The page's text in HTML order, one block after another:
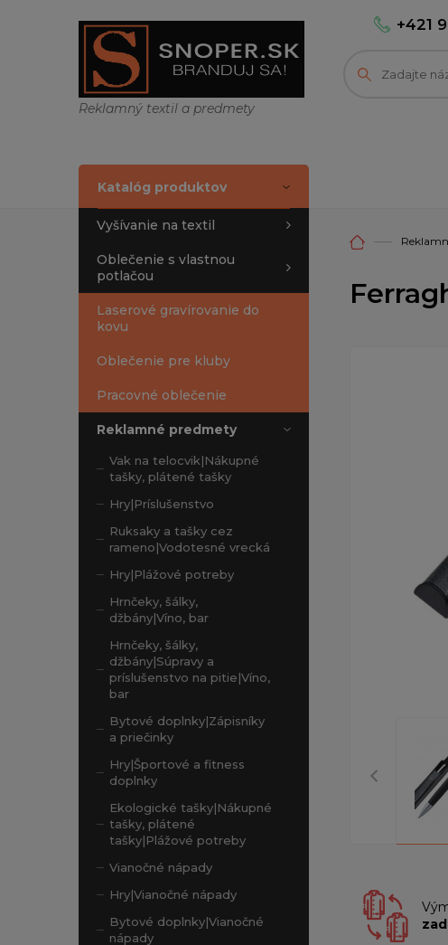
Reklamný textil a predmety
+421
Katalóg produktov
Vyšívanie na textil
Oblečenie s vlastnou
potlačou
Laserové gravírovanie do
kovu
Oblečenie pre kluby
Pracovné oblečenie
Reklamné predmety
Vak na telocvik|Nákupné
tašky, plátené tašky
Hry|Príslušenstvo
Ruksaky a tašky cez
rameno|Vodotesné vrecká
Hry|Plážové potreby
Hrnčeky, šálky,
džbány|Víno, bar
Hrnčeky, šálky,
džbány|Súpravy a
príslušenstvo na pitie|Víno,
bar
Bytové doplnky|Zápisníky
a priečinky
Hry|Športové a fitness
doplnky
Ekologické tašky|Nákupné
tašky, plátené
tašky|Plážové potreby
Vianočné nápady
Hry|Vianočné nápady
Bytové doplnky|Vianočné
nápady